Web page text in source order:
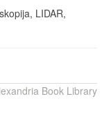
LIDAR,
Book Library